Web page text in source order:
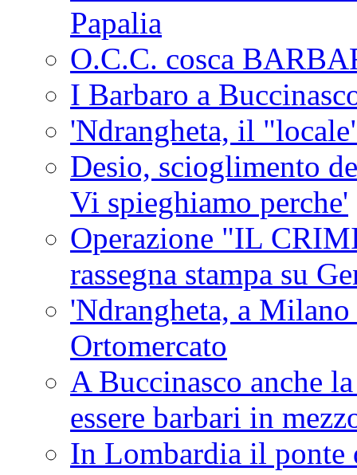
Papalia
O.C.C. cosca
I Barbaro a
'Ndrangheta, il
Desio, scioglimento
Vi spieghiamo perche'
Operazione "IL
rassegna stampa su
'Ndrangheta, a Milano
Ortomercato
A Buccinasco anche
essere barbari in
In Lombardia il ponte